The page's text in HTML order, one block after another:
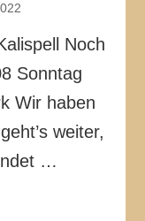
Noch
Sonntag
Wir haben
weiter,
…